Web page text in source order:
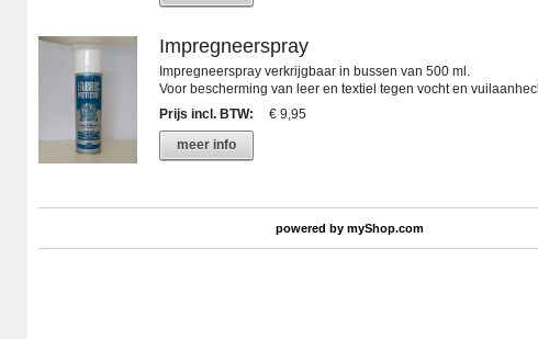
Impregneerspray
Impregneerspray verkrijgbaar in bussen van 500 ml.
Voor bescherming van leer en textiel tegen vocht en
Prijs incl. BTW:
€ 9,95
meer info
powered bymyShop.com